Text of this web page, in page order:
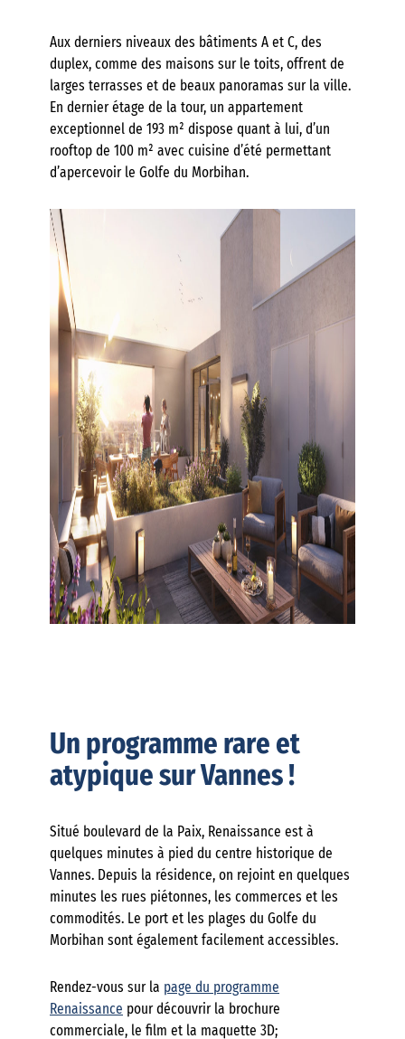
Aux derniers niveaux des bâtiments A et C, des
duplex, comme des maisons sur le toits, offrent de
larges terrasses et de beaux panoramas sur la ville.
En dernier étage de la tour, un appartement
exceptionnel de 193 m² dispose quant à lui, d’un
rooftop de 100 m² avec cuisine d’été permettant
d’apercevoir le Golfe du Morbihan.
Un programme rare et
atypique sur Vannes !
Situé boulevard de la Paix, Renaissance est à
quelques minutes à pied du centre historique de
Vannes. Depuis la résidence, on rejoint en quelques
minutes les rues piétonnes, les commerces et les
commodités. Le port et les plages du Golfe du
Morbihan sont également facilement accessibles.
Rendez-vous sur la page du programme
Renaissance pour découvrir la brochure
commerciale, le film et la maquette 3D;